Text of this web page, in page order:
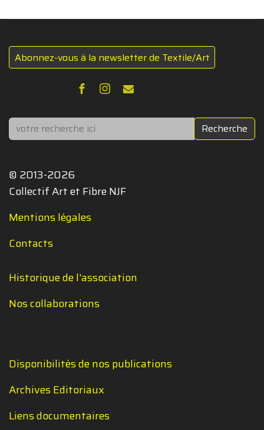
Abonnez-vous à la newsletter de Textile/Art
Rechercher Recherche
© 2013-2026
Collectif Art et Fibre NJF
Mentions légales
Contacts
Historique de l'association
Nos collaborations
Disponibilités de nos publications
Archives Editoriaux
Liens documentaires